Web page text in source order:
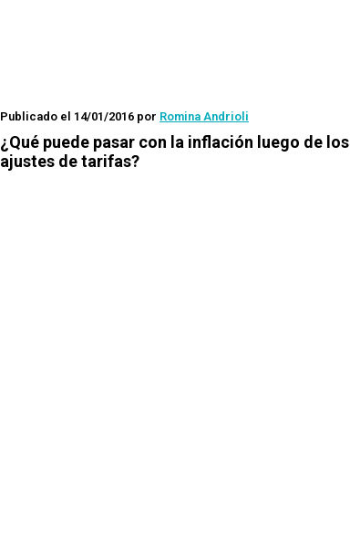
Publicado el 14/01/2016 por Romina Andrioli
¿Qué puede pasar con la inflación luego de los
ajustes de tarifas?